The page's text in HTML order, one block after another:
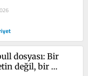
dosyası: Bir
değil, bir